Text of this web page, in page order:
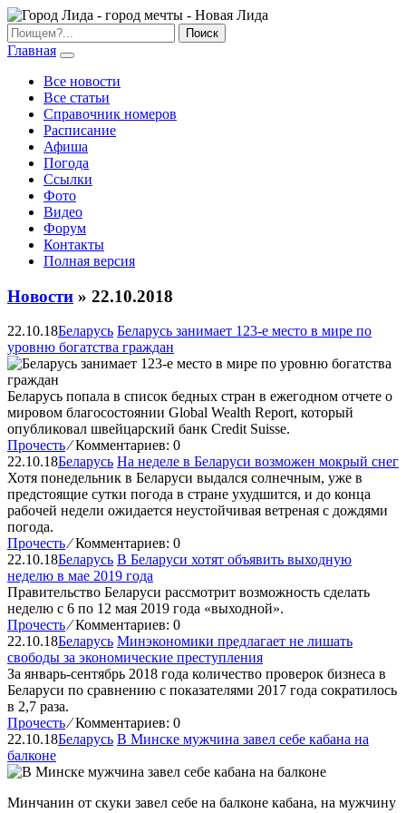
Главная
Все новости
Все статьи
Справочник номеров
Расписание
Афиша
Погода
Ссылки
Фото
Видео
Форум
Контакты
Полная версия
Новости » 22.10.2018
22.10.18Беларусь Беларусь занимает 123-е место в мире по
уровню богатства граждан
Беларусь попала в список бедных стран в ежегодном отчете о
мировом благосостоянии Global Wealth Report, который
опубликовал швейцарский банк Credit Suisse.
Прочесть ⁄Комментариев: 0
22.10.18Беларусь На неделе в Беларуси возможен мокрый снег
Хотя понедельник в Беларуси выдался солнечным, уже в
предстоящие сутки погода в стране ухудшится, и до конца
рабочей недели ожидается неустойчивая ветреная с дождями
погода.
Прочесть ⁄Комментариев: 0
22.10.18Беларусь В Беларуси хотят объявить выходную
неделю в мае 2019 года
Правительство Беларуси рассмотрит возможность сделать
неделю с 6 по 12 мая 2019 года «выходной».
Прочесть ⁄Комментариев: 0
22.10.18Беларусь Минэкономики предлагает не лишать
свободы за экономические преступления
За январь-сентябрь 2018 года количество проверок бизнеса в
Беларуси по сравнению с показателями 2017 года сократилось
в 2,7 раза.
Прочесть ⁄Комментариев: 0
22.10.18Беларусь В Минске мужчина завел себе кабана на
балконе
Минчанин от скуки завел себе на балконе кабана, на мужчину